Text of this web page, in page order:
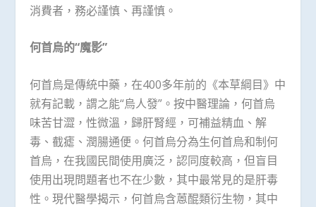
消費者，務必謹慎、再謹慎。
何首烏的“魔影”
何首烏是傳統中藥，在400多年前的《本草綱目》中
就有記載，謂之能“烏人發”。按中醫理論，何首烏
味苦甘澀，性微溫，歸肝腎經，可補益精血、解
毒、截瘧、潤腸通便。何首烏分為生何首烏和制何
首烏，在我國民間使用廣泛，認同度較高，但盲目
使用出現問題者也不在少數，其中最常見的是肝毒
性。現代醫學揭示，何首烏含蒽醌類衍生物，其中